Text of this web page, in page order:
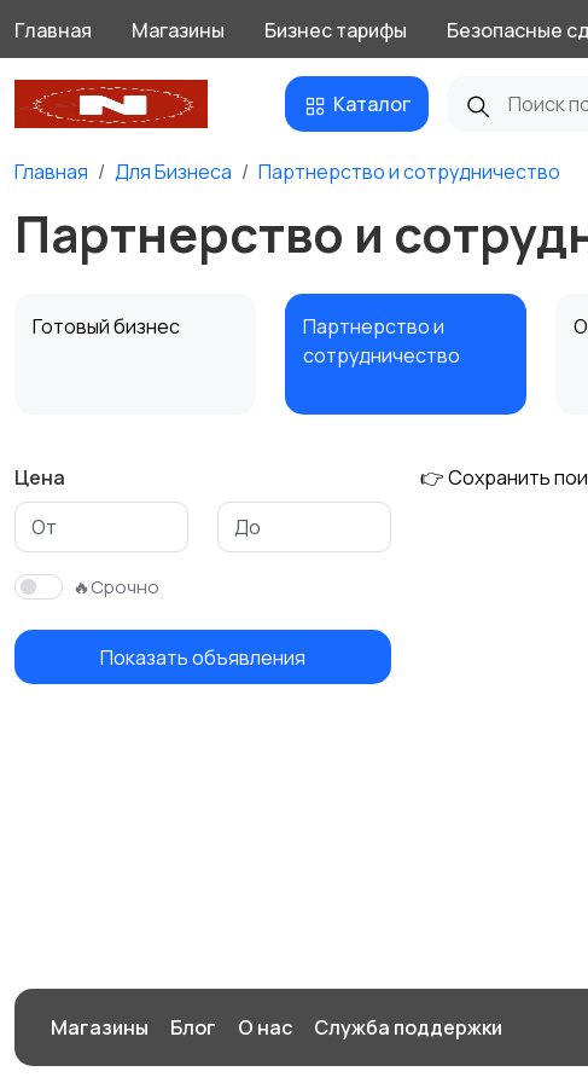
Главная Магазины Бизнес тарифы Безопасные
Каталог
Главная Для Бизнеса Партнерство и сотрудничество
Партнерство и
Готовый бизнес
Партнерство и
сотрудничество
Цена
🔥Срочно
Показать объявления
👉 Сохранить
Магазины Блог О нас Служба поддержки